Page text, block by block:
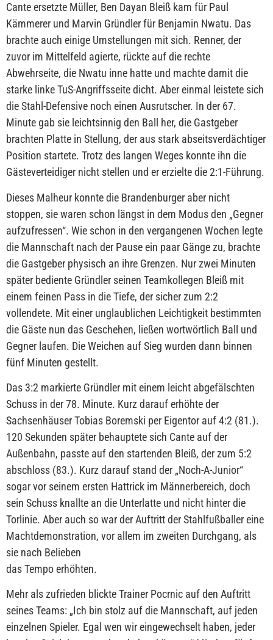
Cante ersetzte Müller, Ben Dayan Bleiß kam für Paul
Kämmerer und Marvin Gründler für Benjamin Nwatu. Das
brachte auch einige Umstellungen mit sich. Renner, der
zuvor im Mittelfeld agierte, rückte auf die rechte
Abwehrseite, die Nwatu inne hatte und machte damit die
starke linke TuS-Angriffsseite dicht. Aber einmal leistete sich
die Stahl-Defensive noch einen Ausrutscher. In der 67.
Minute gab sie leichtsinnig den Ball her, die Gastgeber
brachten Platte in Stellung, der aus stark abseitsverdächtiger
Position startete. Trotz des langen Weges konnte ihn die
Gästeverteidiger nicht stellen und er erzielte die 2:1-Führung.
Dieses Malheur konnte die Brandenburger aber nicht
stoppen, sie waren schon längst in dem Modus den „Gegner
aufzufressen“. Wie schon in den vergangenen Wochen legte
die Mannschaft nach der Pause ein paar Gänge zu, brachte
die Gastgeber physisch an ihre Grenzen. Nur zwei Minuten
später bediente Gründler seinen Teamkollegen Bleiß mit
einem feinen Pass in die Tiefe, der sicher zum 2:2
vollendete. Mit einer unglaublichen Leichtigkeit bestimmten
die Gäste nun das Geschehen, ließen wortwörtlich Ball und
Gegner laufen. Die Weichen auf Sieg wurden dann binnen
fünf Minuten gestellt.
Das 3:2 markierte Gründler mit einem leicht abgefälschten
Schuss in der 78. Minute. Kurz darauf erhöhte der
Sachsenhäuser Tobias Boremski per Eigentor auf 4:2 (81.).
120 Sekunden später behauptete sich Cante auf der
Außenbahn, passte auf den startenden Bleiß, der zum 5:2
abschloss (83.). Kurz darauf stand der „Noch-A-Junior“
sogar vor seinem ersten Hattrick im Männerbereich, doch
sein Schuss knallte an die Unterlatte und nicht hinter die
Torlinie. Aber auch so war der Auftritt der Stahlfußballer eine
Machtdemonstration, vor allem im zweiten Durchgang, als
sie nach Belieben
das Tempo erhöhten.
Mehr als zufrieden blickte Trainer Pocrnic auf den Auftritt
seines Teams: „Ich bin stolz auf die Mannschaft, auf jeden
einzelnen Spieler. Egal wen wir eingewechselt haben, jeder